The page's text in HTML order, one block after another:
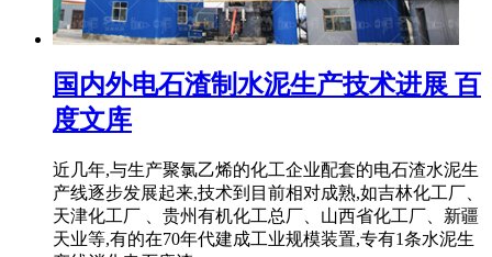
国内外电石渣制水泥生产技术进展 百
度文库
近几年,与生产聚氯乙烯的化工企业配套的电石渣水泥生
产线逐步发展起来,技术到目前相对成熟,如吉林化工厂、
天津化工厂 、贵州有机化工总厂、山西省化工厂、新疆
天业等,有的在70年代建成工业规模装置,专有1条水泥生